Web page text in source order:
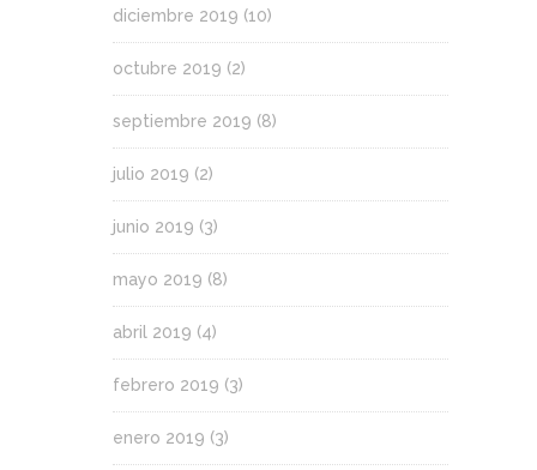
diciembre 2019 (10)
octubre 2019 (2)
septiembre 2019 (8)
julio 2019 (2)
junio 2019 (3)
mayo 2019 (8)
abril 2019 (4)
febrero 2019 (3)
enero 2019 (3)